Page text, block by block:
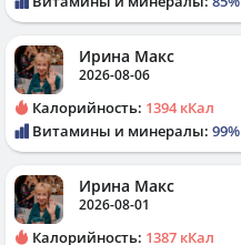
Ирина Макс
2026-08-06
Калорийность: 1394 кКал
Витамины и минералы: 99%
Ирина Макс
2026-08-01
Калорийность: 1387 кКал